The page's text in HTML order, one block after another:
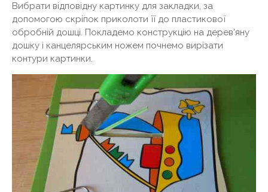
Вибрати відповідну картинку для закладки, за
допомогою скріпок приколоти її до пластикової
обробній дошці. Покладемо конструкцію на дерев'яну
дошку і канцелярським ножем почнемо вирізати
контури картинки.